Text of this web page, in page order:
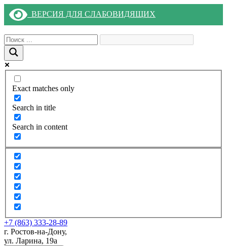
ВЕРСИЯ ДЛЯ СЛАБОВИДЯЩИХ
Exact matches only
Search in title
Search in content
+7 (863) 333-28-89
г. Ростов-на-Дону,
ул. Ларина, 19а